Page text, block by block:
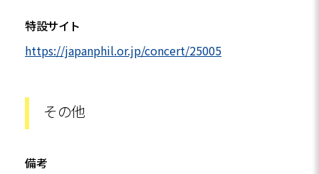
特設サイト
https://japanphil.or.jp/concert/25005
その他
備考